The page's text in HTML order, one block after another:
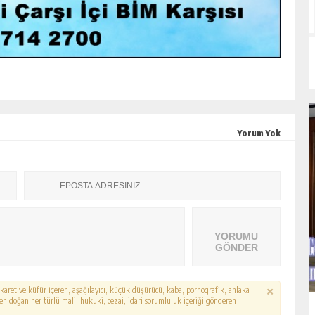
Yorum Yok
YORUMU
GÖNDER
ve küfür içeren, aşağılayıcı, küçük düşürücü, kaba, pornografik, ahlaka
doğan her türlü mali, hukuki, cezai, idari sorumluluk içeriği gönderen